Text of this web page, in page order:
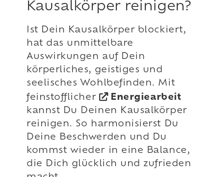
Kausalkörper reinigen?
Ist Dein Kausalkörper blockiert,
hat das unmittelbare
Auswirkungen auf Dein
körperliches, geistiges und
seelisches Wohlbefinden. Mit
feinstofflicher
Energiearbeit
kannst Du Deinen Kausalkörper
reinigen. So harmonisierst Du
Deine Beschwerden und Du
kommst wieder in eine Balance,
die Dich glücklich und zufrieden